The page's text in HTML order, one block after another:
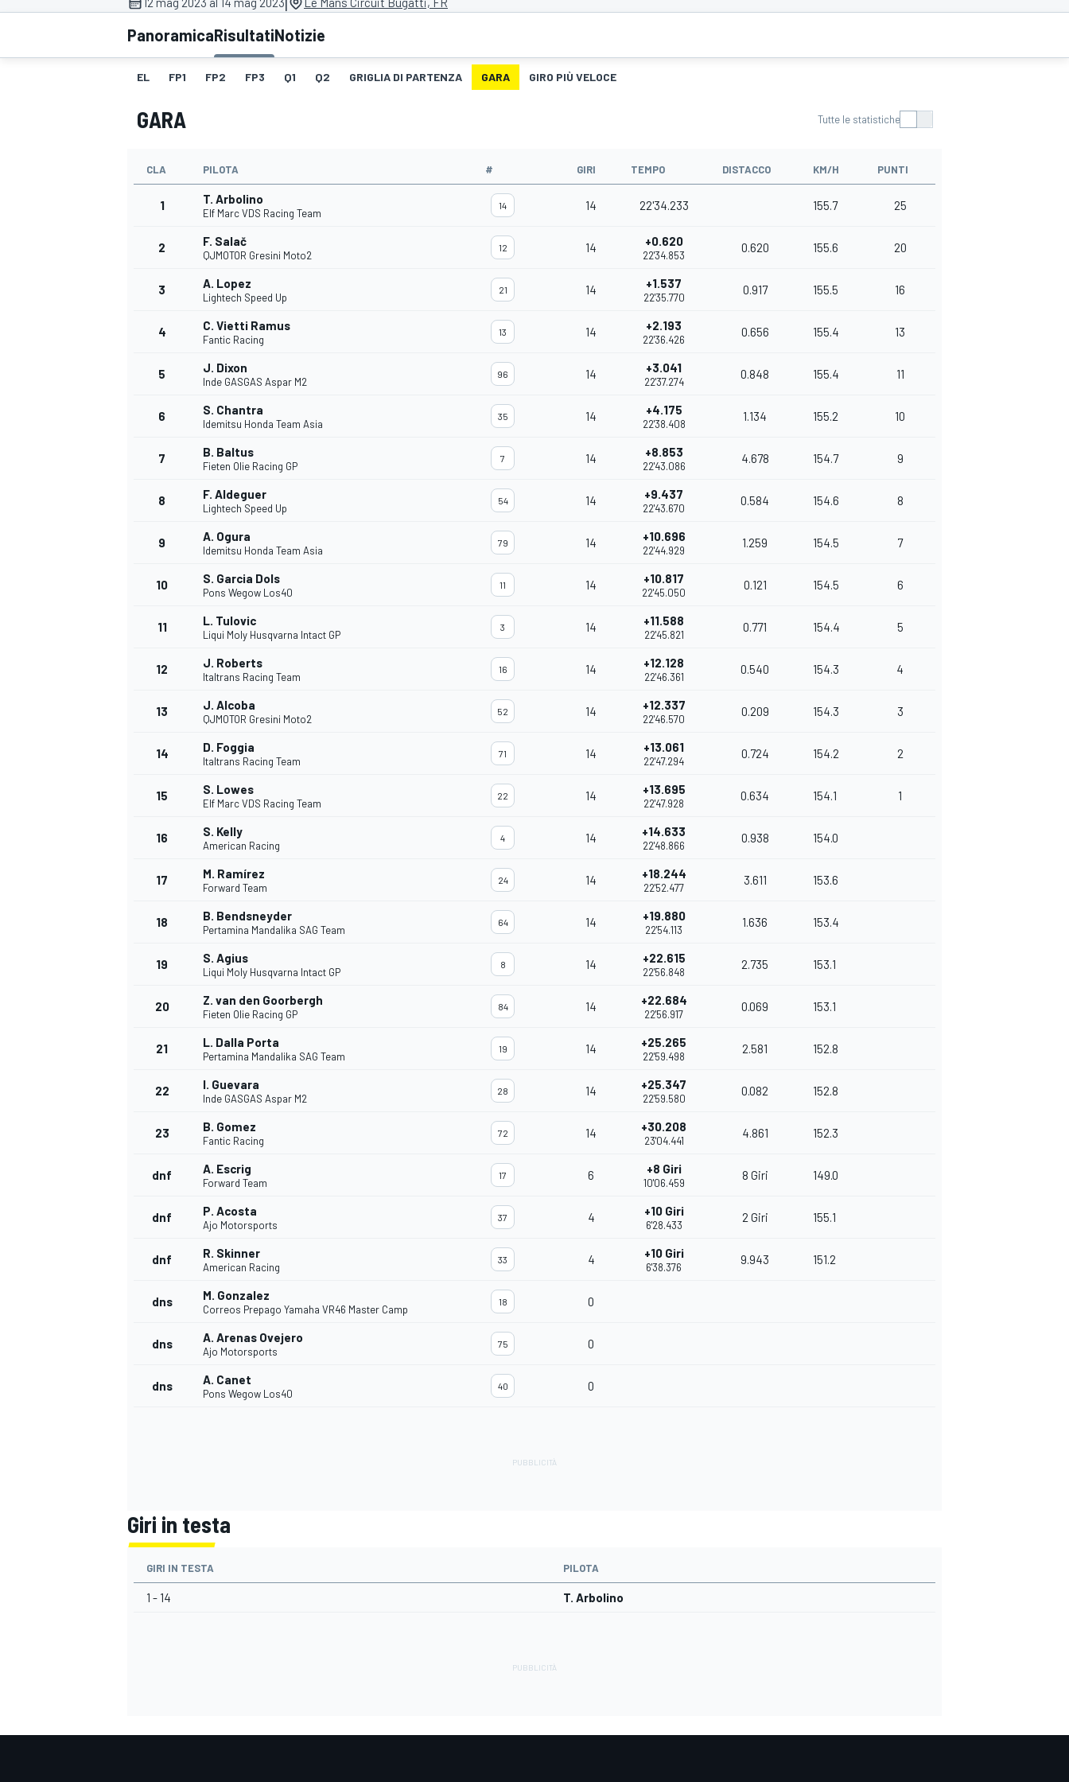
MOTOGP WEC
ENDURANCE/GT
PanoramicaRisultatiNotizie
EL FP1 FP2 FP3 Q1 Q2 GRIGLIA DI PARTENZA GARA GIRO PIÙ VELOCE
GARA Tutte le statistiche
CLA PILOTA # GIRI TEMPO DISTACCO KM/H PUNTI
1 T. Arbolino
Elf Marc VDS Racing Team
14 14 22'34.233 155.7 25
2 F. Salač
QJMOTOR Gresini Moto2
12 14 +0.620
22'34.853
0.620 155.6 20
3 A. Lopez
Lightech Speed Up
21 14 +1.537
22'35.770
0.917 155.5 16
4 C. Vietti Ramus
Fantic Racing
13 14 +2.193
22'36.426
0.656 155.4 13
5 J. Dixon
Inde GASGAS Aspar M2
96 14 +3.041
22'37.274
0.848 155.4 11
6 S. Chantra
Idemitsu Honda Team Asia
35 14 +4.175
22'38.408
1.134 155.2 10
7 B. Baltus
Fieten Olie Racing GP
7 14 +8.853
22'43.086
4.678 154.7 9
8 F. Aldeguer
Lightech Speed Up
54 14 +9.437
22'43.670
0.584 154.6 8
9 A. Ogura
Idemitsu Honda Team Asia
79 14 +10.696
22'44.929
1.259 154.5 7
10 S. Garcia Dols
Pons Wegow Los40
11 14 +10.817
22'45.050
0.121 154.5 6
11 L. Tulovic
Liqui Moly Husqvarna Intact GP
3 14 +11.588
22'45.821
0.771 154.4 5
12 J. Roberts
Italtrans Racing Team
16 14 +12.128
22'46.361
0.540 154.3 4
13 J. Alcoba
QJMOTOR Gresini Moto2
52 14 +12.337
22'46.570
0.209 154.3 3
14 D. Foggia
Italtrans Racing Team
71 14 +13.061
22'47.294
0.724 154.2 2
15 S. Lowes
Elf Marc VDS Racing Team
22 14 +13.695
22'47.928
0.634 154.1 1
16 S. Kelly
American Racing
4 14 +14.633
22'48.866
0.938 154.0
17 M. Ramírez
Forward Team
24 14 +18.244
22'52.477
3.611 153.6
18 B. Bendsneyder
Pertamina Mandalika SAG Team
64 14 +19.880
22'54.113
1.636 153.4
19 S. Agius
Liqui Moly Husqvarna Intact GP
8 14 +22.615
22'56.848
2.735 153.1
20 Z. van den Goorbergh
Fieten Olie Racing GP
84 14 +22.684
22'56.917
0.069 153.1
21 L. Dalla Porta
Pertamina Mandalika SAG Team
19 14 +25.265
22'59.498
2.581 152.8
22 I. Guevara
Inde GASGAS Aspar M2
28 14 +25.347
22'59.580
0.082 152.8
23 B. Gomez
Fantic Racing
72 14 +30.208
23'04.441
4.861 152.3
dnf A. Escrig
Forward Team
17 6 +8 Giri
10'06.459
8 Giri 149.0
dnf P. Acosta
Ajo Motorsports
37 4 +10 Giri
6'28.433
2 Giri 155.1
dnf R. Skinner
American Racing
33 4 +10 Giri
6'38.376
9.943 151.2
dns M. Gonzalez
Correos Prepago Yamaha VR46 Master Camp
18 0
dns A. Arenas Ovejero
Ajo Motorsports
75 0
dns A. Canet
Pons Wegow Los40
40 0
Giri in testa
GIRI IN TESTA PILOTA
1 - 14 T. Arbolino